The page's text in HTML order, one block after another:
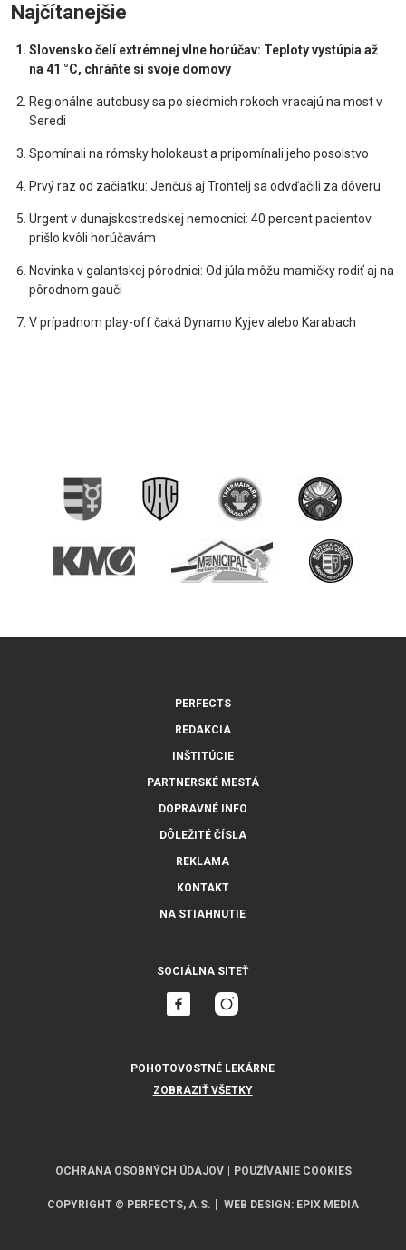
Najčítanejšie
Slovensko čelí extrémnej vlne horúčav: Teploty vystúpia až
na 41 °C, chráňte si svoje domovy
Regionálne autobusy sa po siedmich rokoch vracajú na most v
Seredi
Spomínali na rómsky holokaust a pripomínali jeho posolstvo
Prvý raz od začiatku: Jenčuš aj Trontelj sa odvďačili za dôveru
Urgent v dunajskostredskej nemocnici: 40 percent pacientov
prišlo kvôli horúčavám
Novinka v galantskej pôrodnici: Od júla môžu mamičky rodiť aj na
pôrodnom gauči
V prípadnom play-off čaká Dynamo Kyjev alebo Karabach
PERFECTS
REDAKCIA
INŠTITÚCIE
PARTNERSKÉ MESTÁ
DOPRAVNÉ INFO
DÔLEŽITÉ ČÍSLA
REKLAMA
KONTAKT
NA STIAHNUTIE
SOCIÁLNA SITEŤ
POHOTOVOSTNÉ LEKÁRNE
ZOBRAZIŤ VŠETKY
OCHRANA OSOBNÝCH ÚDAJOV POUŽÍVANIE COOKIES
COPYRIGHT © PERFECTS, A.S. WEB DESIGN : EPIX MEDIA